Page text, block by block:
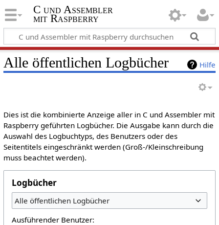
C und Assembler
mit Raspberry
Hilfe
Alle öffentlichen Logbücher
Dies ist die kombinierte Anzeige aller in C und Assembler mit
Raspberry geführten Logbücher. Die Ausgabe kann durch die
Auswahl des Logbuchtyps, des Benutzers oder des
Seitentitels eingeschränkt werden (Groß-/Kleinschreibung
muss beachtet werden).
Logbücher
Alle öffentlichen Logbücher
Ausführender Benutzer: